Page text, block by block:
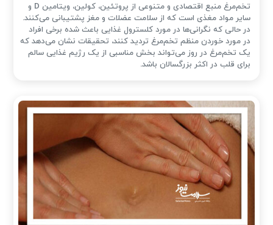
تخم‌مرغ منبع اقتصادی و متنوعی از پروتئین، کولین، ویتامین D و
سایر مواد مغذی است که از سلامت عضلات و مغز پشتیبانی می‌کنند.
در حالی که نگرانی‌ها در مورد کلسترول غذایی باعث شده ‌برخی افراد
در مورد خوردن منظم تخم‌مرغ تردید کنند، تحقیقات نشان می‌دهد که
یک تخم‌مرغ در روز می‌تواند بخش مناسبی از یک رژیم غذایی سالم
برای قلب در اکثر بزرگسالان باشد.